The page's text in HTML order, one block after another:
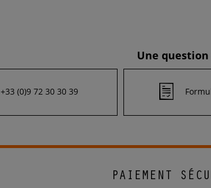
Une
+33 (0)9 72 30 30 39
PAIEMENT